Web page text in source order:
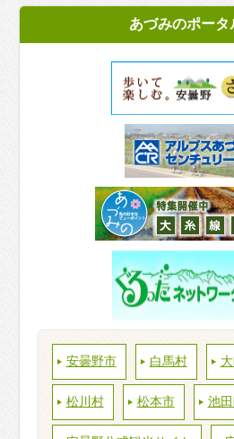
あづみのポータ
安曇野市 白馬村
松川村 松本市 池田